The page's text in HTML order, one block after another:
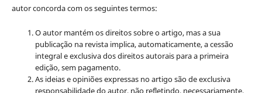
autor concorda com os seguintes termos:
O autor mantém os direitos sobre o artigo, mas a sua
publicação na revista implica, automaticamente, a cessão
integral e exclusiva dos direitos autorais para a primeira
edição, sem pagamento.
As ideias e opiniões expressas no artigo são de exclusiva
responsabilidade do autor, não refletindo, necessariamente,